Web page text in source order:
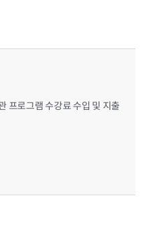
프로그램 수강료 수입 및 지출